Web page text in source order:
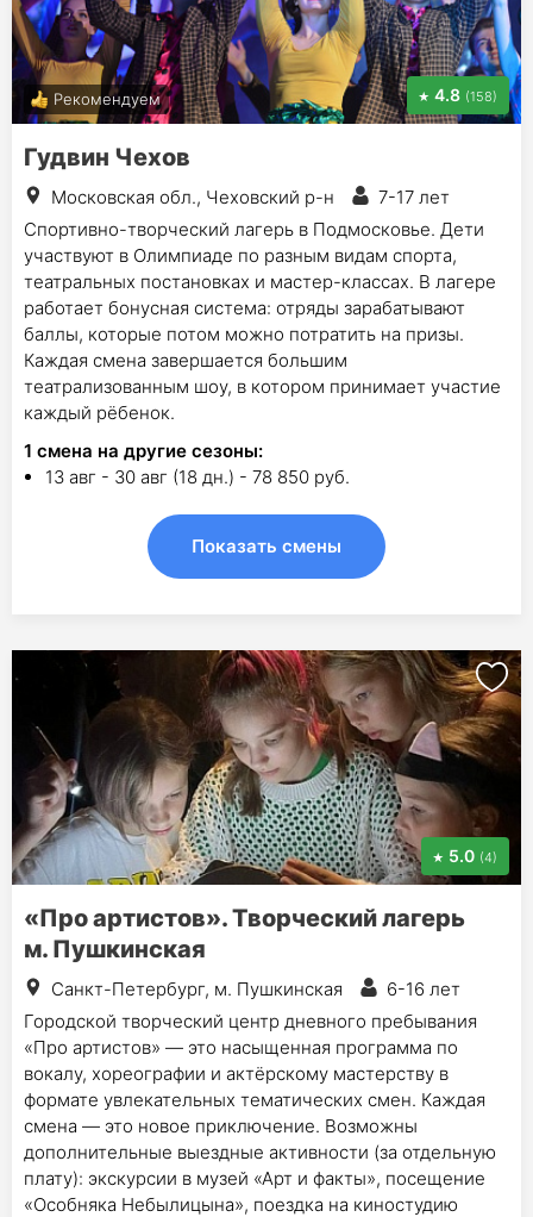
Рекомендуем 4.8 (158)
Гудвин Чехов
Московская обл., Чеховский р-н
7-17 лет
Спортивно-творческий лагерь в Подмосковье. Дети
участвуют в Олимпиаде по разным видам спорта,
театральных постановках и мастер-классах. В лагере
работает бонусная система: отряды зарабатывают
баллы, которые потом можно потратить на призы.
Каждая смена завершается большим
театрализованным шоу, в котором принимает участие
каждый рёбенок.
1 смена на другие сезоны:
13 авг - 30 авг (18 дн.) - 78 850 руб.
Показать смены
5.0 (4)
«Про артистов». Творческий лагерь
м. Пушкинская
Санкт-Петербург, м. Пушкинская
6-16 лет
Городской творческий центр дневного пребывания
«Про артистов» — это насыщенная программа по
вокалу, хореографии и актёрскому мастерству в
формате увлекательных тематических смен. Каждая
смена — это новое приключение. Возможны
дополнительные выездные активности (за отдельную
плату): экскурсии в музей «Арт и факты», посещение
«Особняка Небылицына», поездка на киностудию